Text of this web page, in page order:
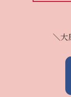
＼大